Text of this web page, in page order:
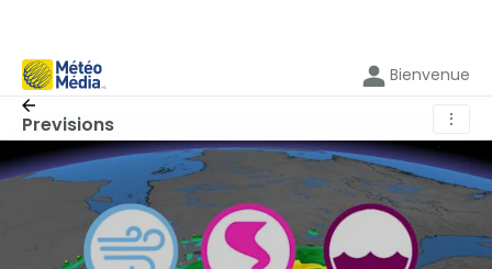
Bienvenue
Previsions ⋮